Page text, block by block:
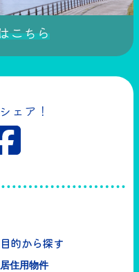
こちら
ェア！
目的から探す
居住用物件